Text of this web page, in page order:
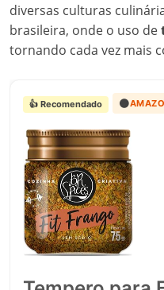
diversas culturas
brasileira, onde o uso de
tornando cada vez mais
👍 Recomendado 🟠